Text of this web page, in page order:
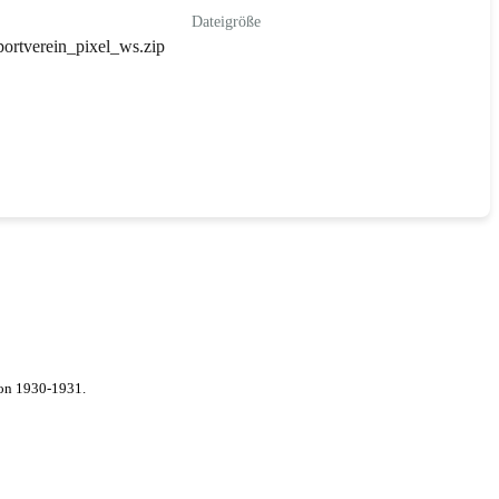
Dateigröße
1930-1931.